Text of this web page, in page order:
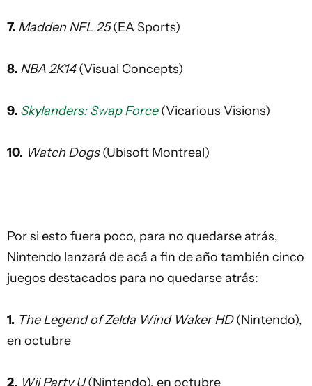
7. Madden NFL 25(EA Sports)
8. NBA 2K14(Visual Concepts)
9. Skylanders: Swap Force(Vicarious Visions)
10. Watch Dogs(Ubisoft Montreal)
Por si esto fuera poco, para no quedarse atrás,
Nintendo lanzará de acá a fin de año también cinco
juegos destacados para no quedarse atrás:
1. The Legend of Zelda Wind Waker HD(Nintendo),
en octubre
2. Wii Party U(Nintendo), en octubre